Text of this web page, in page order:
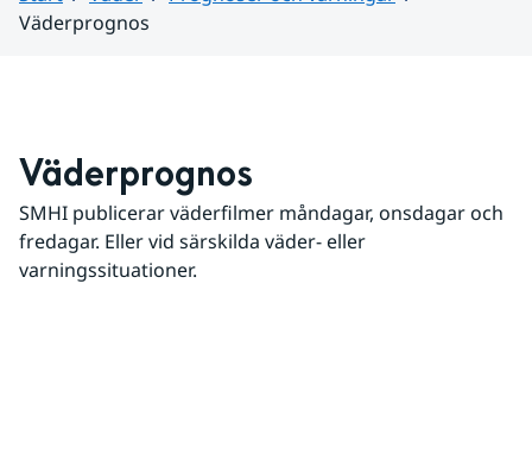
Väderprognos
Väderprognos
SMHI publicerar väderfilmer måndagar, onsdagar och
fredagar. Eller vid särskilda väder- eller
varningssituationer.